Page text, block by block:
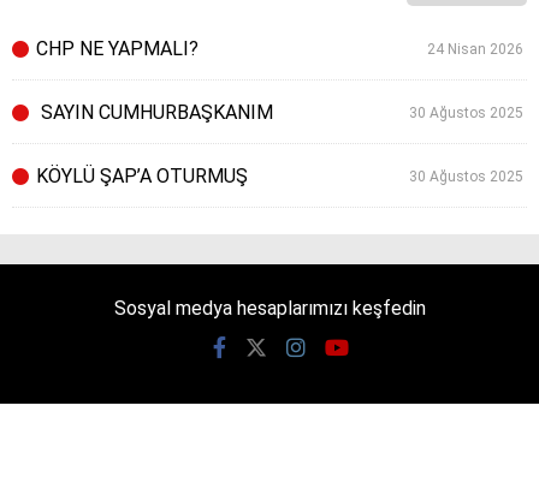
CHP NE YAPMALI? 24 Nisan 2026
SAYIN CUMHURBAŞKANIM 30 Ağustos 2025
KÖYLÜ ŞAP’A OTURMUŞ 30 Ağustos 2025
Sosyal medya hesaplarımızı keşfedin